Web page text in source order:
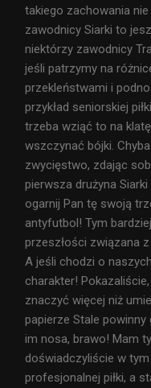
takiego zachowania
zawodnicy Siarki to
niektórzy zawodnicy
jeśli patrzymy na
przekleństwami i
przykład seniorskiej
trzeba wziąć to na
wszczynać bójki.
zwycięstwo, zdając
pierwsza drużyna
ogarnij Pan tę swoją
antyfutbol! Tym
przeszłości związana
A jeśli chodzi o
charakter!
znaczyć więcej niż
papierze Stale powinny
im nosa, brawo! Mam
doświadczyliście w
profesjonalnej piłki, a